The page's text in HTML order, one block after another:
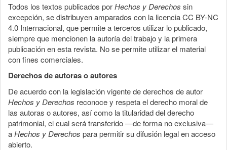
Todos los textos publicados porHechos y Derechos sin
excepción, se distribuyen amparados con la licencia CC BY-NC
4.0 Internacional, que permite a terceros utilizar lo publicado,
siempre que mencionen la autoría del trabajo y la primera
publicación en esta revista. No se permite utilizar el material
con fines comerciales.
Derechos de autoras o autores
De acuerdo con la legislación vigente de derechos de autor
Hechos y Derechos reconoce y respeta el derecho moral de
las autoras o autores, así como la titularidad del derecho
patrimonial, el cual será transferido —de forma no exclusiva—
aHechos y Derechos para permitir su difusión legal en acceso
abierto.